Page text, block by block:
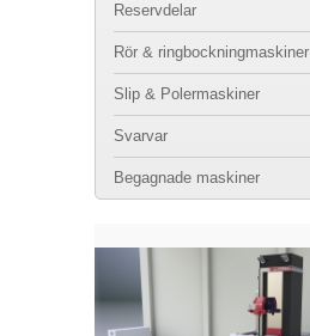
Reservdelar
Rör & ringbockningmaskiner
Slip & Polermaskiner
Svarvar
Begagnade maskiner